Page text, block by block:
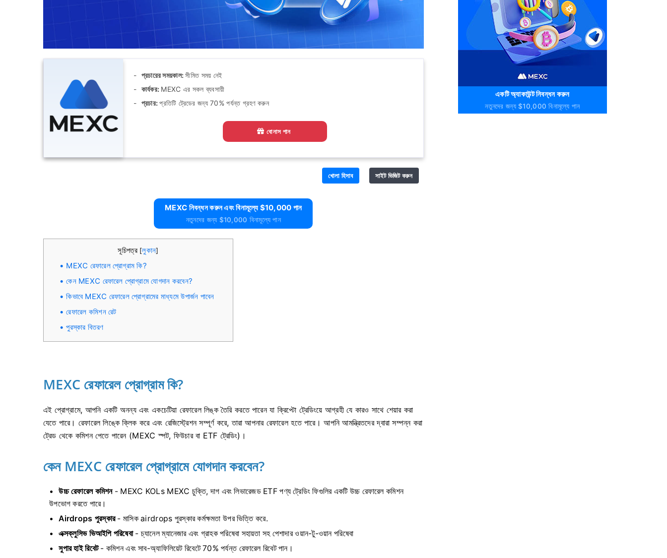
প্রচারের সময়কাল:সীমিত সময় নেই
কার্যকর: MEXC এর সকল ব্যবসায়ী
প্রচার:প্রতিটি ট্রেডের জন্য 70% পর্যন্ত গ্রহণ করুন
বোনাস পান
খোলা হিসাব সাইট ভিজিট করুন
MEXC নিবন্ধন করুন এবং বিনামূল্যে $10,000 পান
নতুনদের জন্য $10,000 বিনামূল্যে পান
সূচিপত্র [লুকান]
MEXC রেফারেল প্রোগ্রাম কি?
কেন MEXC রেফারেল প্রোগ্রামে যোগদান করবেন?
কিভাবে MEXC রেফারেল প্রোগ্রামের মাধ্যমে উপার্জন পাবেন
রেফারেল কমিশন রেট
পুরস্কার বিতরণ
MEXC রেফারেল প্রোগ্রাম কি?
এই প্রোগ্রামে, আপনি একটি অনন্য এবং একচেটিয়া রেফারেল লিঙ্ক তৈরি করতে পারেন যা ক্রিপ্টো ট্রেডিংয়ে আগ্রহী যে কারও সাথে শেয়ার করা
যেতে পারে। রেফারেল লিঙ্কে ক্লিক করে এবং রেজিস্ট্রেশন সম্পূর্ণ করে, তারা আপনার রেফারেল হতে পারে।আপনি আমন্ত্রিতদের দ্বারা সম্পন্ন করা
ট্রেড থেকে কমিশন পেতে পারেন (MEXC স্পট, ফিউচার বা ETF ট্রেডিং)।
কেন MEXC রেফারেল প্রোগ্রামে যোগদান করবেন?
উচ্চ রেফারেল কমিশন- MEXC KOLs MEXC চুক্তি, দাগ এবং লিভারেজড ETF পণ্য ট্রেডিং ফিগুলির একটি উচ্চ রেফারেল কমিশন
উপভোগ করতে পারে।
Airdrops পুরস্কার- মাসিক airdrops পুরস্কার কর্মক্ষমতা উপর ভিত্তি করে.
এক্সক্লুসিভ ভিআইপি পরিষেবা- চ্যানেল ম্যানেজার এবং গ্রাহক পরিষেবা সহায়তা সহ পেশাদার ওয়ান-টু-ওয়ান পরিষেবা
সুপার হাই রিবেট- কমিশন এবং সাব-অ্যাফিলিয়েট রিবেটে 70% পর্যন্ত রেফারেল রিবেট পান।
একটি অ্যাকাউন্ট নিবন্ধন করুন
নতুনদের জন্য $10,000 বিনামূল্যে পান